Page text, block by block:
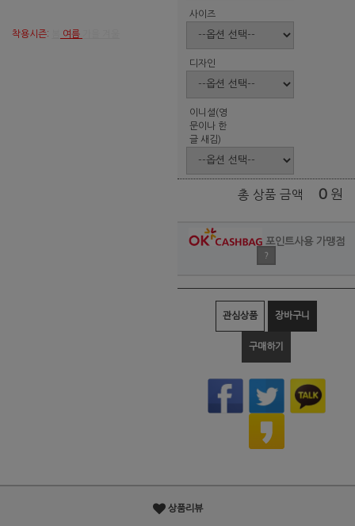
착용시즌: 여름
사이즈
디자인
이니셜(영
문이나 한
글 새김)
총 상품 금액 0 원
포인트사용 가맹점
?
관심상품 장바구니
구매하기
상품리뷰